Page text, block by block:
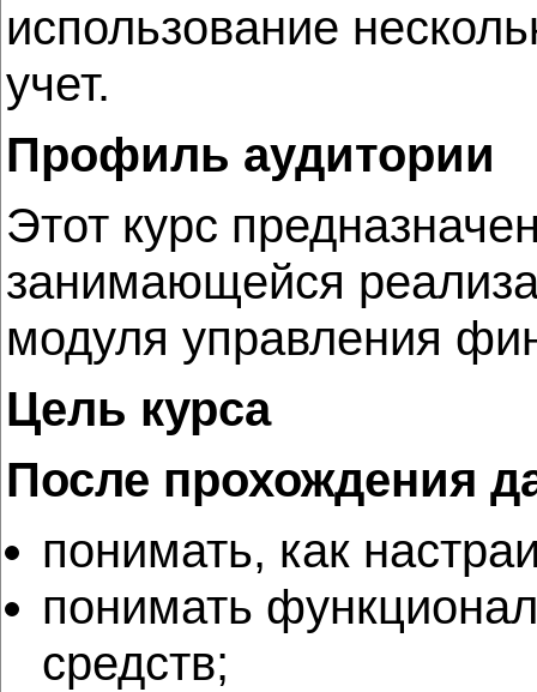
использование
учет.
Профиль аудитории
Этот курс
занимающейся
модуля управления
Цель курса
После прохождения
понимать, как
понимать
средств;